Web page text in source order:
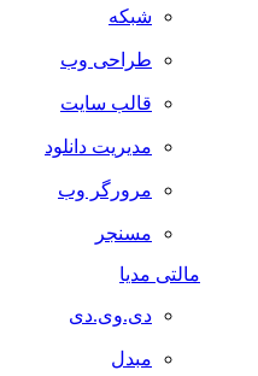
شبکه
طراحی وب
قالب سایت
مدیریت دانلود
مرورگر وب
مسنجر
مالتی مدیا
دی.وی.دی
مبدل